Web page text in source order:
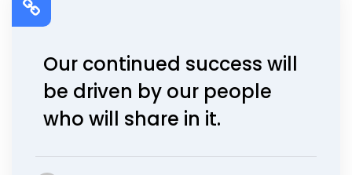
Our continued success will
be driven by our people
who will share in it.